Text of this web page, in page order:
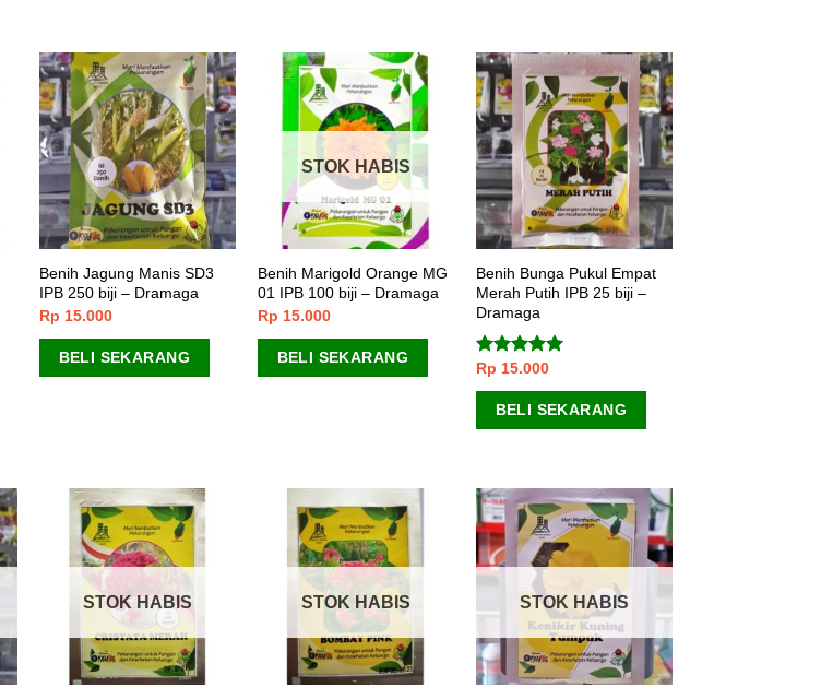
Benih Jagung Manis SD3
IPB 250 biji – Dramaga
Rp 15.000
BELI SEKARANG
STOK HABIS
Benih Marigold Orange MG
01 IPB 100 biji – Dramaga
Rp 15.000
BELI SEKARANG
Benih Bunga Pukul Empat
Merah Putih IPB 25 biji –
Dramaga
Dinilai5.00
dari 5
Rp 15.000
BELI SEKARANG
STOK HABIS STOK HABIS STOK HABIS